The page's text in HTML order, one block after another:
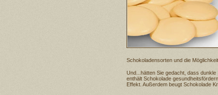
Schokoladensorten und die
Und...hätten Sie gedacht, dass
enthält Schokolade
Effekt. Außerdem beugt Schokolade